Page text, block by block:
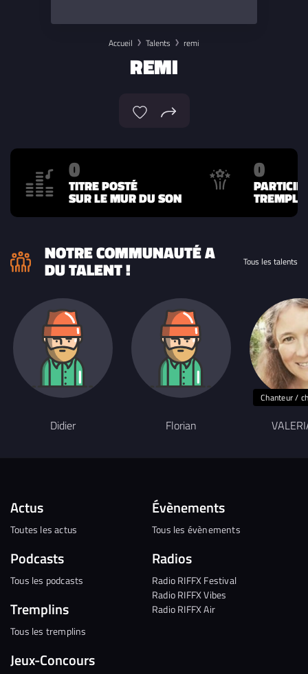
Accueil Talents remi
REMI
0
TITRE POSTÉ
SUR LE MUR DU SON
0
NOTRE COMMUNAUTÉ A
DU TALENT ! Tous les talents
Didier Florian
Chanteur /
Actus
Toutes les actus
Podcasts
Tous les podcasts
Tremplins
Tous les tremplins
Jeux-Concours
Évènements
Tous les évènements
Radios
Radio RIFFX Festival
Radio RIFFX Vibes
Radio RIFFX Air